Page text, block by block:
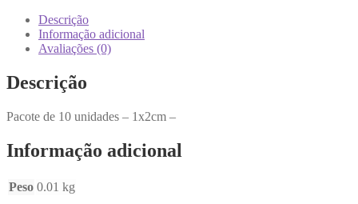
Descrição
Informação adicional
Avaliações (0)
Descrição
Pacote de 10 unidades – 1x2cm –
Informação adicional
Peso 0.01 kg